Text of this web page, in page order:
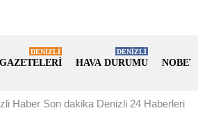
GAZETELERİ
DENİZLİ
HAVA DURUMU
DENİZLİ
Haber Son dakika Denizli 24 Haberleri